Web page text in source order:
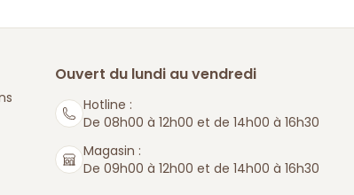
Ouvert du lundi au vendredi
Hotline :
De 08h00 à 12h00 et de 14h00 à 16h30
Magasin :
De 09h00 à 12h00 et de 14h00 à 16h30